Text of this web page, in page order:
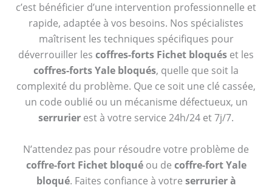
c’est bénéficier d’une intervention professionnelle et
rapide, adaptée à vos besoins. Nos spécialistes
maîtrisent les techniques spécifiques pour
déverrouiller les coffres-forts Fichet bloqués et les
coffres-forts Yale bloqués, quelle que soit la
complexité du problème. Que ce soit une clé cassée,
un code oublié ou un mécanisme défectueux, un
serrurier est à votre service 24h/24 et 7j/7.
N’attendez pas pour résoudre votre problème de
coffre-fort Fichet bloquéou de coffre-fort Yale
bloqué. Faites confiance à votre serrurier à